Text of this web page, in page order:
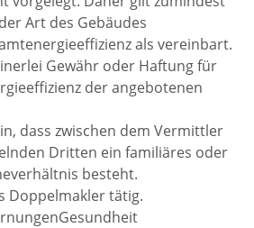
Art des Gebäudes
als vereinbart.
Gewähr oder Haftung für
der angebotenen
dass zwischen dem Vermittler
Dritten ein familiäres oder
besteht.
Doppelmakler tätig.